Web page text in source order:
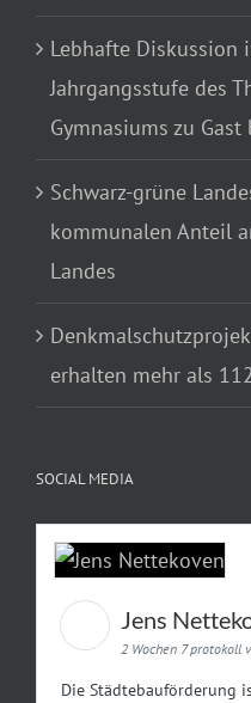
Lebhafte Diskussion
Jahrgangsstufe des
Gymnasiums zu
Schwarz-grüne
kommunalen Anteil
Landes
erhalten mehr als
SOCIAL MEDIA
Jens
2 Wochen 7 protokoll
Die Städtebauförderung